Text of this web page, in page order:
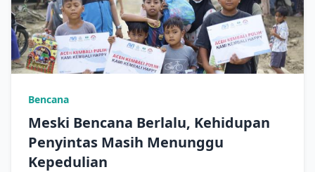
Bencana
Meski Bencana Berlalu, Kehidupan
Penyintas Masih Menunggu
Kepedulian